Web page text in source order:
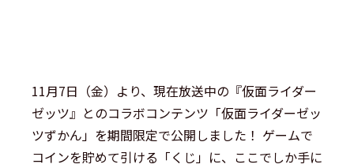
11月7日（金）より、現在放送中の『仮面ライダー
ゼッツ』とのコラボコンテンツ「仮面ライダーゼッ
ツずかん」を期間限定で公開しました！ ゲームで
コインを貯めて引ける「くじ」に、ここでしか手に